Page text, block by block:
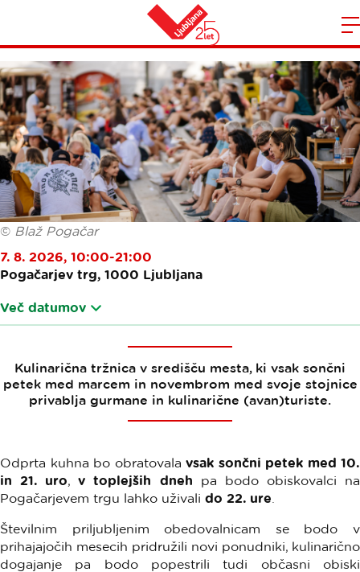
Domov
ODPRTA KUHNA
© Blaž Pogačar
7. 8. 2026, 10:00-21:00
Pogačarjev trg, 1000 Ljubljana
Več datumov
Kulinarična tržnica v središču mesta, ki vsak sončni
petek med marcem in novembrom med svoje stojnice
privablja gurmane in kulinarične (avan)turiste.
Odprta kuhna bo obratovala vsak sončni petek med 10.
in 21. uro,v toplejših dneh pa bodo obiskovalci na
Pogačarjevem trgu lahko uživali do 22. ure
Številnim priljubljenim obedovalnicam se bodo v
prihajajočih mesecih pridružili novi ponudniki, kulinarično
dogajanje pa bodo popestrili tudi občasni obiski